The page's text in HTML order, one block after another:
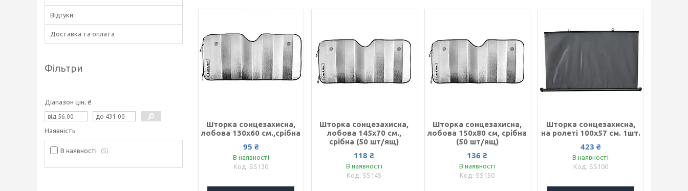
Шторка сонцезахисна,
лобова 130х60 см.,срібна
95 ₴
В наявності
SS130
Шторка сонцезахисна,
лобова 145х70 см.,
срібна (50 шт/ящ)
118 ₴
В наявності
SS145
Шторка сонцезахисна,
лобова 150х80 см, срібна
(50 шт/ящ)
136 ₴
В наявності
SS150
Шторка сонцезахисна,
на ролеті 100х57 см. 1шт.
423 ₴
В наявності
SS100
Відгуки
Доставка та оплата
Фільтри
Діапазон цін, ₴
Наявність
В наявності 5